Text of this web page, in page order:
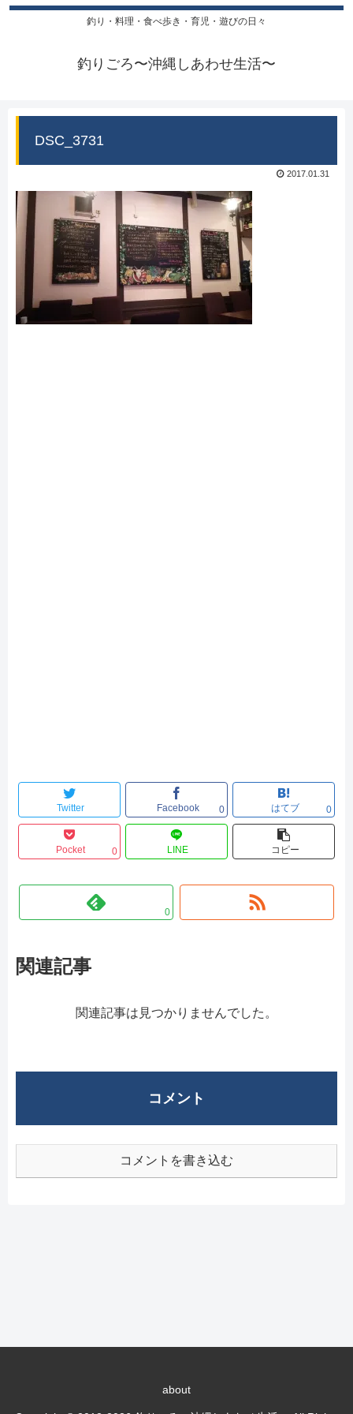
釣り・料理・食べ歩き・育児・遊びの日々
釣りごろ〜沖縄しあわせ生活〜
DSC_3731
2017.01.31
Twitter Facebook 0 はてブ 0
Pocket 0 LINE コピー
0
関連記事
関連記事は見つかりませんでした。
コメント
コメントを書き込む
about